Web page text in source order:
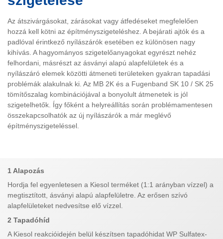
Az átszivárgásokat, zárásokat vagy átfedéseket megfelelően
hozzá kell kötni az építményszigeteléshez. A bejárati ajtók és a
padlóval érintkező nyílászárók esetében ez különösen nagy
kihívás. A hagyományos szigetelőanyagokat egyrészt nehéz
felhordani, másrészt az ásványi alapú alapfelületek és a
nyílászáró elemek közötti átmeneti területeken gyakran tapadási
problémák alakulnak ki. Az MB 2K és a Fugenband SK 10 / SK 25
tömítőszalag kombinációjával a bonyolult átmenetek is jól
szigetelhetők. Így főként a helyreállítás során problémamentesen
összekapcsolhatók az új nyílászárók a már meglévő
építményszigeteléssel.
1 Alapozás
Hordja fel egyenletesen a Kiesol terméket (1:1 arányban vízzel) a
megtisztított, ásványi alapú alapfelületre. Az erősen szívó
alapfelületeket nedvesítse elő vízzel.
2 Tapadóhíd
A Kiesol reakcióidején belül készítsen tapadóhidat WP Sulfatex-